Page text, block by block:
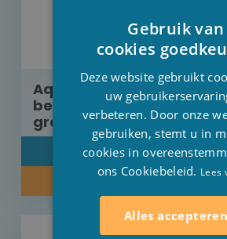
Aquadeck rolluik opbouw
beschermkap
graphite solar 8 m x 5 m
DETAIL
Gebruik van
cookies
Deze website gebruikt
uw
verbeteren. Door onze
gebruiken, stemt u in
cookies in
ons Cookiebeleid. Lees
Alles accepteren